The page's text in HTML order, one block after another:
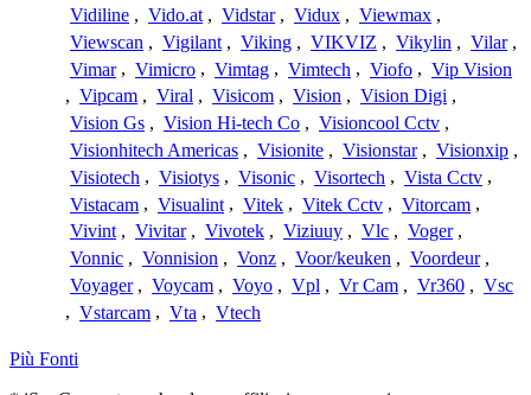
Vidiline , Vido.at , Vidstar , Vidux , Viewmax ,
Viewscan , Vigilant , Viking , VIKVIZ , Vikylin , Vilar ,
Vimar , Vimicro , Vimtag , Vimtech , Viofo , Vip Vision
, Vipcam , Viral , Visicom , Vision , Vision Digi ,
Vision Gs , Vision Hi-tech Co , Visioncool Cctv ,
Visionhitech Americas , Visionite , Visionstar , Visionxip ,
Visiotech , Visiotys , Visonic , Visortech , Vista Cctv ,
Vistacam , Visualint , Vitek , Vitek Cctv , Vitorcam ,
Vivint , Vivitar , Vivotek , Viziuuy , Vlc , Voger ,
Vonnic , Vonnision , Vonz , Voor/keuken , Voordeur ,
Voyager , Voycam , Voyo , Vpl , Vr Cam , Vr360 , Vsc
, Vstarcam , Vta , Vtech
Più Fonti